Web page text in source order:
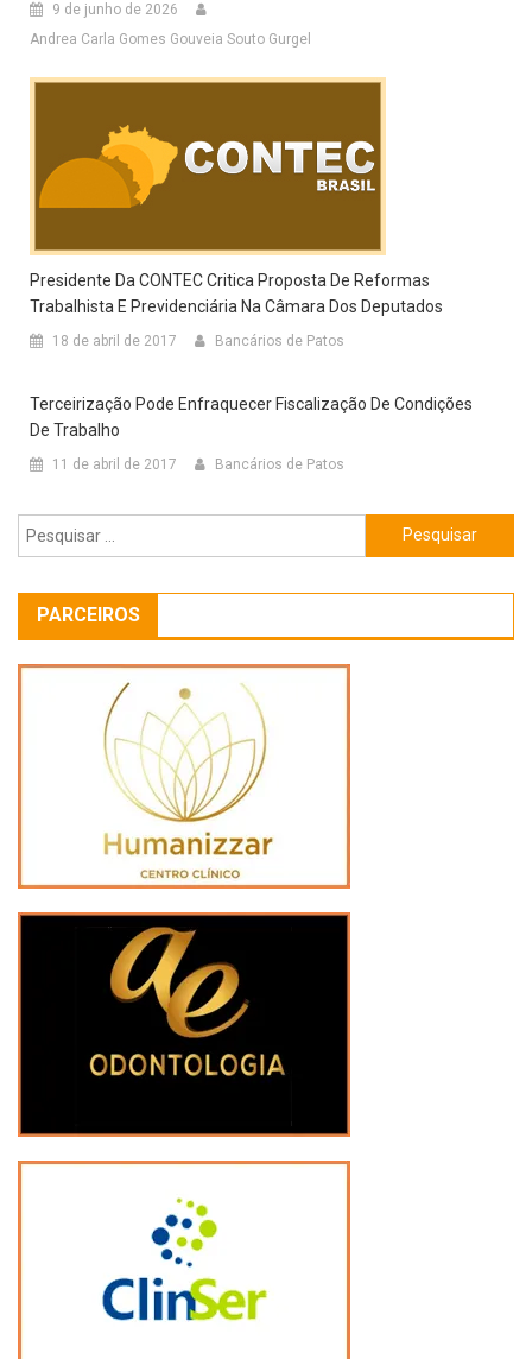
9 de junho de 2026
Andrea Carla Gomes Gouveia Souto Gurgel
Presidente Da CONTEC Critica Proposta De Reformas
Trabalhista E Previdenciária Na Câmara Dos Deputados
18 de abril de 2017 Bancários de Patos
Terceirização Pode Enfraquecer Fiscalização De Condições
De Trabalho
11 de abril de 2017 Bancários de Patos
Pesquisar
por:
PARCEIROS